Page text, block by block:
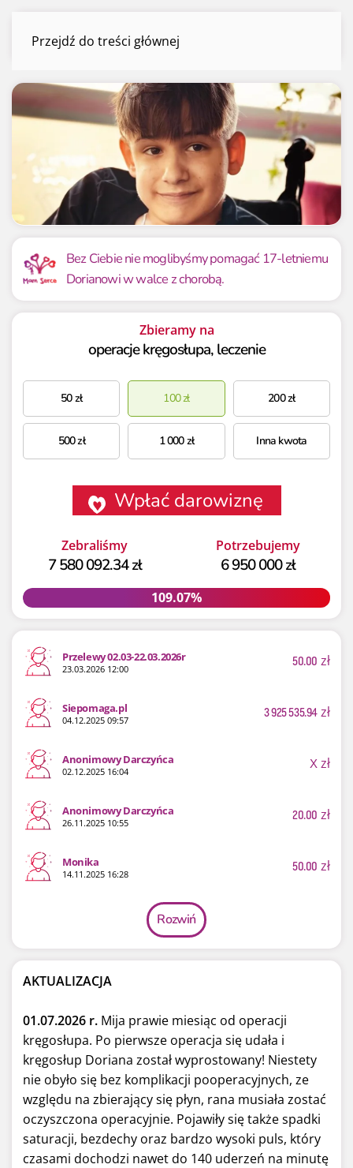
Przejdź do treści głównejDorian Dzieża
Mamy już
7 580 092.34 zł
Potrzebujemy
6 950 000 zł
109.07% 109.07%
Bez Ciebie nie moglibyśmy pomagać 17-letniemu
Dorianowi w walce z chorobą.
Zbieramy na
operacje kręgosłupa, leczenie
50zł 100zł 200zł
500zł 1 000zł Inna kwota
Wpłać darowiznę
Zebraliśmy
7 580 092.34 zł
Potrzebujemy
6 950 000 zł
109.07%
109.07%
Przelewy 02.03-22.03.2026r
23.03.2026 12:00 50.00 zł
Siepomaga.pl
04.12.2025 09:57 3 925 535.94zł
Anonimowy Darczyńca
02.12.2025 16:04 Xzł
Anonimowy Darczyńca
26.11.2025 10:55 20.00 zł
Monika
14.11.2025 16:28 50.00 zł
Rozwiń
AKTUALIZACJA
01.07.2026 r. Mija prawie miesiąc od operacji
kręgosłupa. Po pierwsze operacja się udała i
kręgosłup Doriana został wyprostowany! Niestety
nie obyło się bez komplikacji pooperacyjnych, ze
względu na zbierający się płyn, rana musiała zostać
oczyszczona operacyjnie. Pojawiły się także spadki
saturacji, bezdechy oraz bardzo wysoki puls, który
czasami dochodzi nawet do 140 uderzeń na minutę